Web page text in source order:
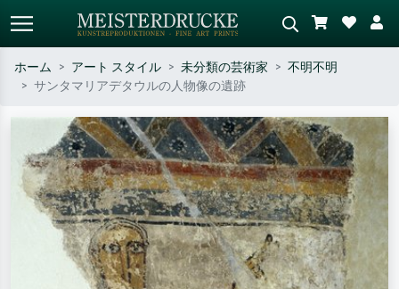
作家名・作品名・スタイルで検索
– 例：モネ、星月夜、印象派、北
斎の波、ヌード。
シーンを説明してください – 例：
緑の草原、赤の多い抽象画、暗い
油絵、木のそばの立ち姿のヌー
ド。
ホーム アート スタイル 未分類の芸術家
不明不明
サンタマリアデタウルの人物像の遺跡